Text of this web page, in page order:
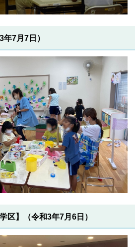
7月7日）
区】（令和3年7月6日）